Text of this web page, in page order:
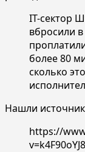
IT-сектор
вбросили
более 80
сколько
Нашли
https://